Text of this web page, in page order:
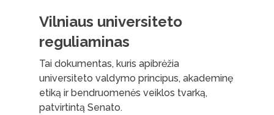
Vilniaus universiteto
reguliaminas
Tai dokumentas, kuris apibrėžia
universiteto valdymo principus, akademinę
etiką ir bendruomenės veiklos tvarką,
patvirtintą Senato.